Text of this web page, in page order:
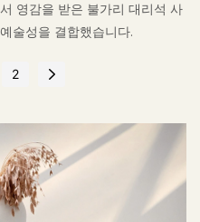
영감을 받은 불가리 대리석 사
술성을 결합했습니다.
2